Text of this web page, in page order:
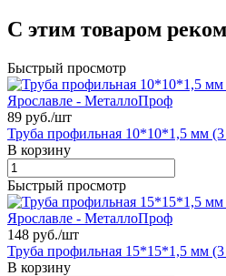
С этим товаром
Быстрый просмотр
89 руб./шт
Труба профильная 10*10*1,5 мм (3
В корзину
Быстрый просмотр
148 руб./шт
Труба профильная 15*15*1,5 мм (3
В корзину